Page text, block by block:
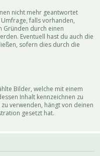
nicht mehr geantwortet
falls vorhanden,
Gründen durch einen
Eventuell hast du auch die
sofern dies durch die
Bilder, welche mit einem
Inhalt kennzeichnen zu
verwenden, hängt von deinen
gesetzt hat.